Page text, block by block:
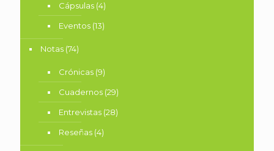
Cápsulas (4)
Eventos (13)
Notas (74)
Crónicas (9)
Cuadernos (29)
Entrevistas (28)
Reseñas (4)